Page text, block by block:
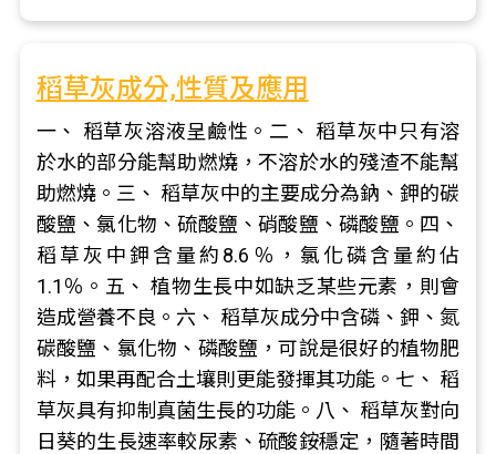
稻草灰成分,性質及應用
一、 稻草灰溶液呈鹼性。二、 稻草灰中只有溶
於水的部分能幫助燃燒，不溶於水的殘渣不能幫
助燃燒。三、 稻草灰中的主要成分為鈉、鉀的碳
酸鹽、氯化物、硫酸鹽、硝酸鹽、磷酸鹽。四、
稻草灰中鉀含量約8.6％，氯化磷含量約佔
1.1％。五、 植物生長中如缺乏某些元素，則會
造成營養不良。六、 稻草灰成分中含磷、鉀、氮
碳酸鹽、氯化物、磷酸鹽，可說是很好的植物肥
料，如果再配合土壤則更能發揮其功能。七、 稻
草灰具有抑制真菌生長的功能。八、 稻草灰對向
日葵的生長速率較尿素、硫酸銨穩定，隨著時間